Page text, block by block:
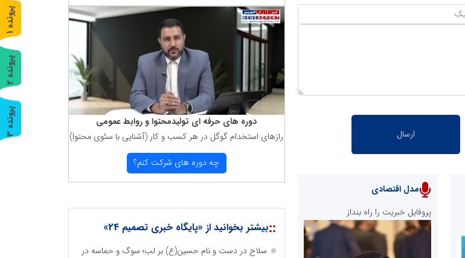
مدل اقتصادی
پروفایل خبریت را راه بنداز
دوره های حرفه ای تولیدمحتوا و روابط عمومی
رازهای استخدام گوگل در هر كسب و كار (آشنایی با سئوی محتوا)
چه دوره های شركت كنم؟
::بیشتر بخوانید از «پایگاه خبری تصمیم 24»
سلاح در دست و نام حسین(ع) بر لب؛ سوگ و حماسه در
پ
ر
و
ن
د
ه
1
پ
ر
و
ن
د
ه
2
پ
ر
و
ن
د
ه
3